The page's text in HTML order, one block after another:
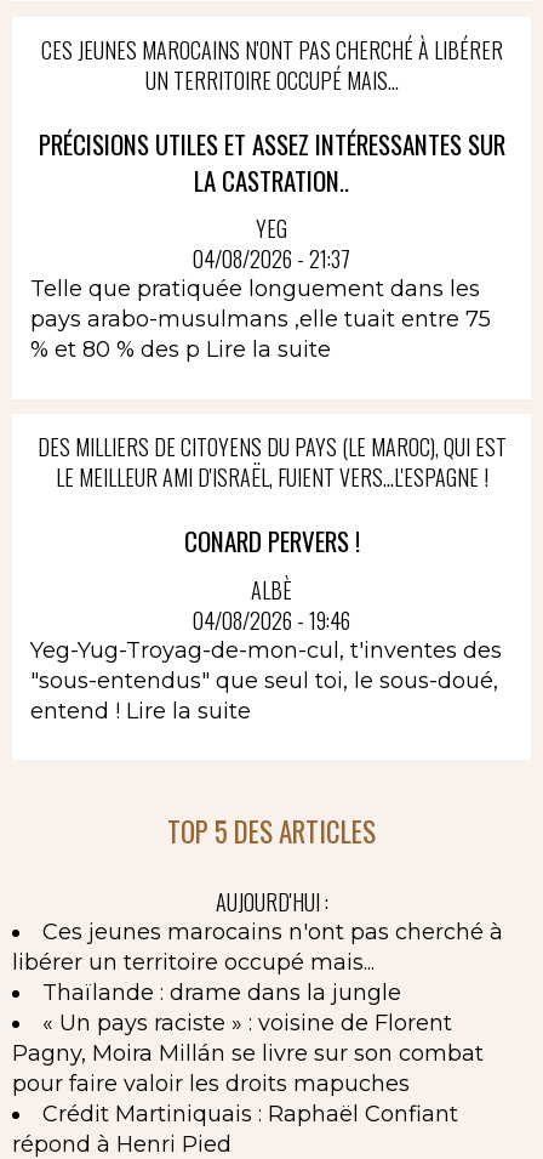
CES JEUNES MAROCAINS N'ONT PAS CHERCHÉ À LIBÉRER
UN TERRITOIRE OCCUPÉ MAIS...
PRÉCISIONS UTILES ET ASSEZ INTÉRESSANTES SUR
LA CASTRATION..
YEG
04/08/2026 - 21:37
Telle que pratiquée longuement dans les
pays arabo-musulmans ,elle tuait entre 75
% et 80 % des p Lire la suite
DES MILLIERS DE CITOYENS DU PAYS (LE MAROC), QUI EST
LE MEILLEUR AMI D'ISRAËL, FUIENT VERS...L'ESPAGNE !
CONARD PERVERS !
ALBÈ
04/08/2026 - 19:46
Yeg-Yug-Troyag-de-mon-cul, t'inventes des
"sous-entendus" que seul toi, le sous-doué,
entend ! Lire la suite
TOP 5 DES ARTICLES
AUJOURD'HUI :
Ces jeunes marocains n'ont pas cherché à
libérer un territoire occupé mais...
Thaïlande : drame dans la jungle
« Un pays raciste » : voisine de Florent
Pagny, Moira Millán se livre sur son combat
pour faire valoir les droits mapuches
Crédit Martiniquais : Raphaël Confiant
répond à Henri Pied